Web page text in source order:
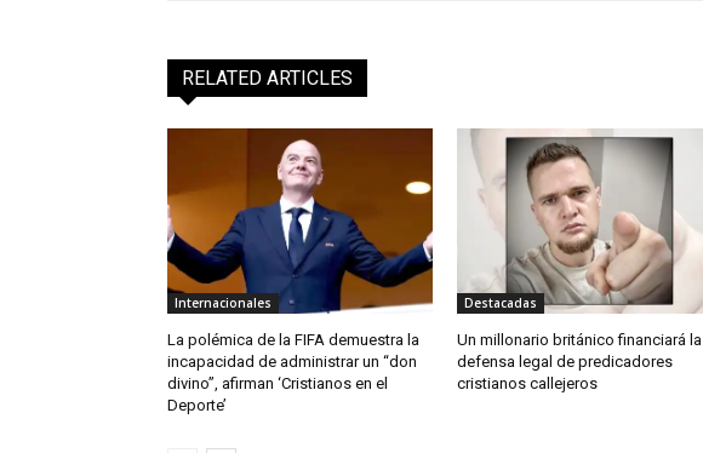
RELATED ARTICLES
Internacionales
La polémica de la FIFA demuestra la
incapacidad de administrar un “don
divino”, afirman ‘Cristianos en el
Deporte’
Destacadas
Un millonario británico financiará la
defensa legal de predicadores
cristianos callejeros